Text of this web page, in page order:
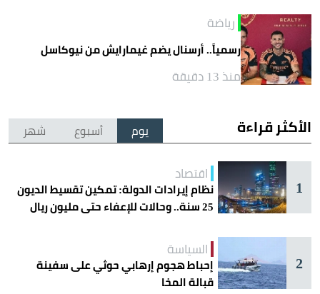
رياضة
رسمياً.. أرسنال يضم غيمارايش من نيوكاسل
منذ 13 دقيقة
الأكثر قراءة يوم أسبوع شهر
1
اقتصاد
نظام إيرادات الدولة: تمكين تقسيط الديون
25 سنة.. وحالات للإعفاء حتى مليون ريال
2
السياسة
إحباط هجوم إرهابي حوثي على سفينة
قبالة المخا